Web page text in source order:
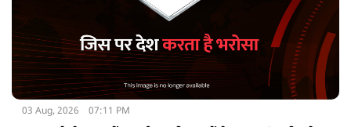
03 Aug, 2026 07:11 PM